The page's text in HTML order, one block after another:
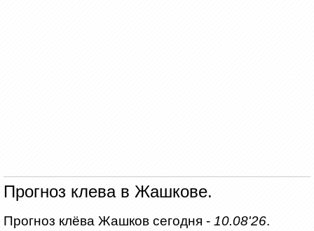
Прогноз клева в Жашкове.
Прогноз клёва Жашков сегодня - 10.08'26.